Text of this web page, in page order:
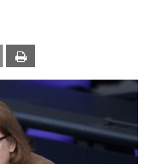
Email